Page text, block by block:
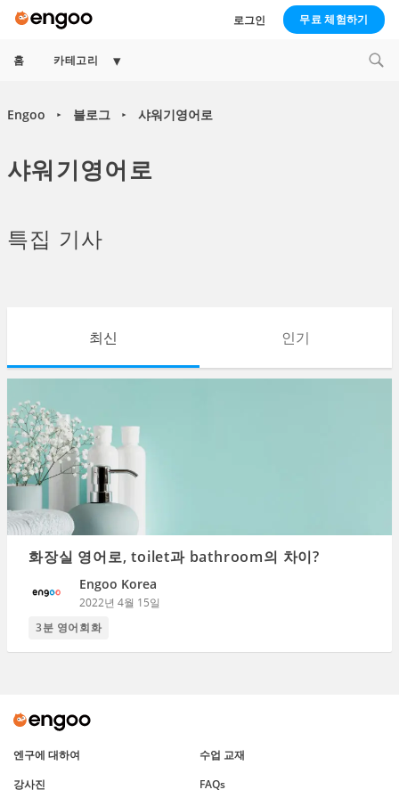
로그인 무료 체험하기
홈 카테고리
Engoo ► 블로그 ► 샤워기영어로
샤워기영어로
특집 기사
최신 인기
화장실 영어로, toilet과 bathroom의 차이?
Engoo Korea
2022년 4월 15일
3분 영어회화
엔구에 대하여
수업 교재
강사진
FAQs